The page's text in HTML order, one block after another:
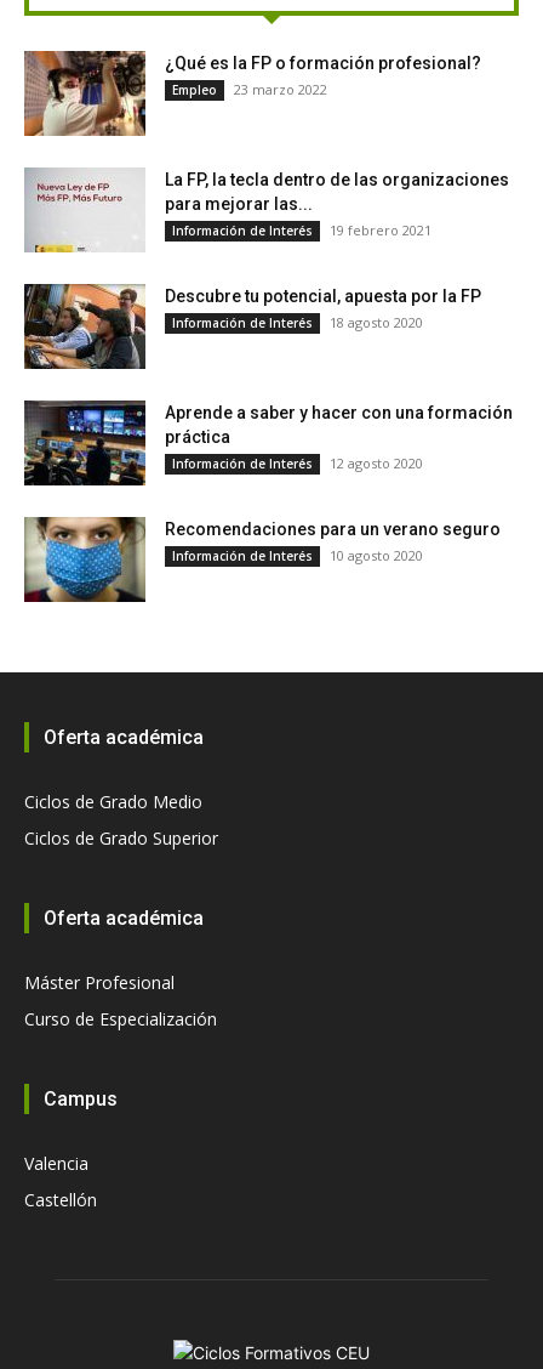
¿Qué es la FP o formación profesional?
Empleo 23 marzo 2022
La FP, la tecla dentro de las organizaciones
para mejorar las...
Información de Interés 19 febrero 2021
Descubre tu potencial, apuesta por la FP
Información de Interés 18 agosto 2020
Aprende a saber y hacer con una formación
práctica
Información de Interés 12 agosto 2020
Recomendaciones para un verano seguro
Información de Interés 10 agosto 2020
Oferta académica
Ciclos de Grado Medio
Ciclos de Grado Superior
Oferta académica
Máster Profesional
Curso de Especialización
Campus
Valencia
Castellón